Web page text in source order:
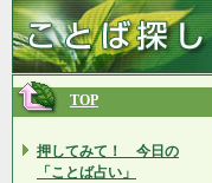
TOP
押してみて！ 今日の
「ことば占い」